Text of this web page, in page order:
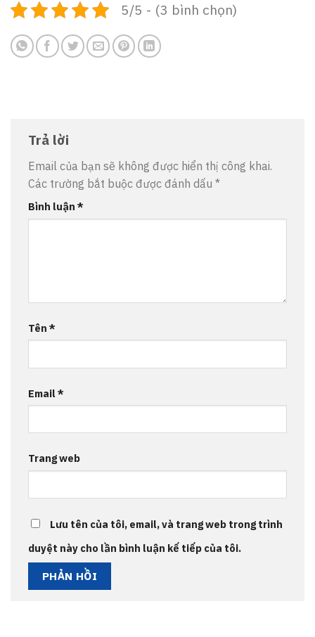
5/5 - (3 bình chọn)
Trả lời
Email của bạn sẽ không được hiển thị công khai.
Các trường bắt buộc được đánh dấu *
Bình luận *
Tên *
Email*
Trang web
Lưu tên của tôi, email, và trang web trong trình
duyệt này cho lần bình luận kế tiếp của tôi.